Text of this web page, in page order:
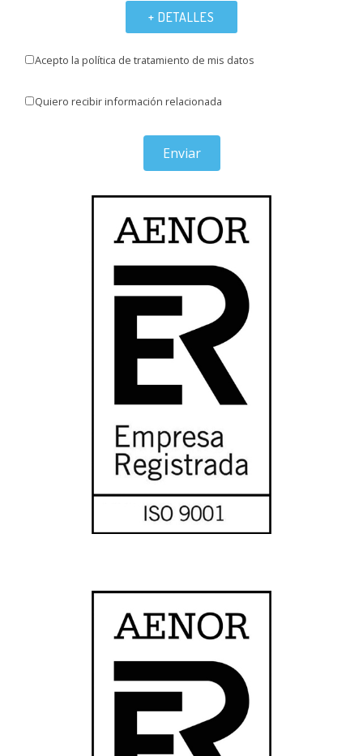
+ DETALLES
Acepto la política de tratamiento de mis datos
Quiero recibir información relacionada
Enviar